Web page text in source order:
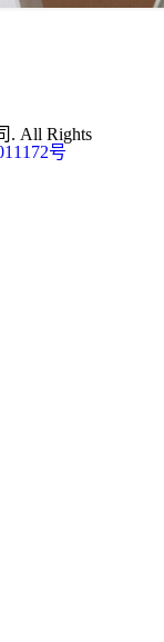
. All Rights
号